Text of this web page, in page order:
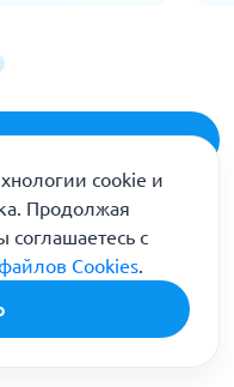
нашу
cookie и
Продолжая
соглашаетесь с
Cookies.